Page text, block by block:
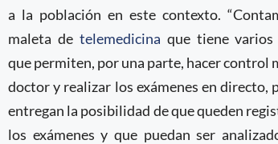
a la población en este contexto.
maleta de telemedicina que tiene
que permiten, por una parte, hacer control
doctor y realizar los exámenes en directo,
entregan la posibilidad de que queden
los exámenes y que puedan ser